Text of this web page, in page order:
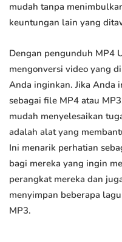
mudah tanpa
keuntungan lain yang
Dengan pengunduh MP4
mengonversi video yang
Anda inginkan. Jika Anda
sebagai file MP4 atau
mudah menyelesaikan
adalah alat yang
Ini menarik perhatian
bagi mereka yang ingin
perangkat mereka dan
menyimpan beberapa
MP3.